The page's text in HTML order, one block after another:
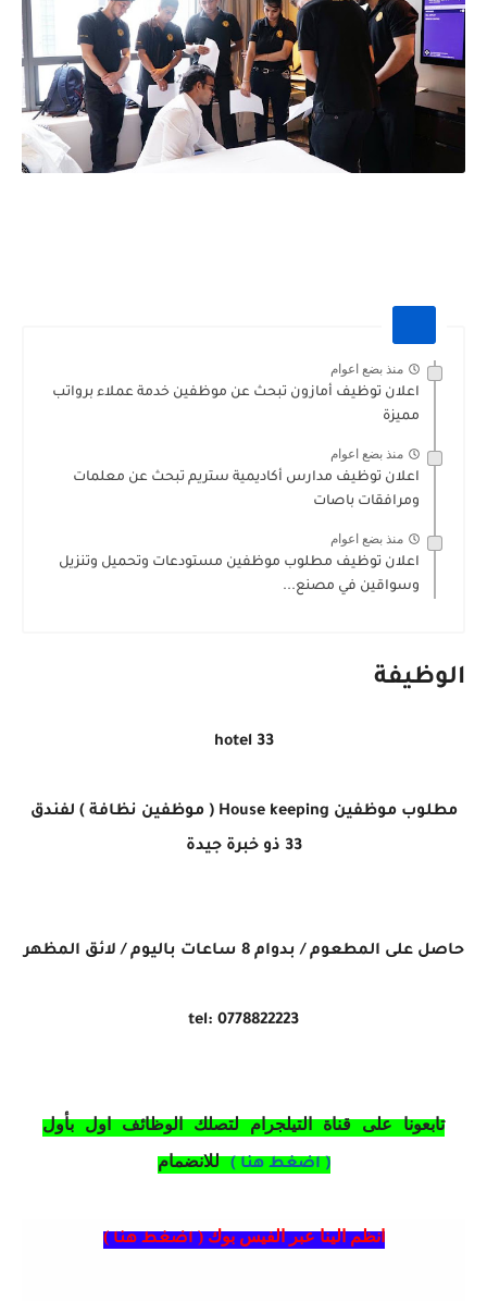
منذ بضع اعوام
اعلان توظيف أمازون تبحث عن موظفين خدمة عملاء برواتب
مميزة
منذ بضع اعوام
اعلان توظيف مدارس أكاديمية ستريم تبحث عن معلمات
ومرافقات باصات
منذ بضع اعوام
اعلان توظيف مطلوب موظفين مستودعات وتحميل وتنزيل
وسواقين في مصنع...
الوظيفة
hotel 33
مطلوب موظفين House keeping ( موظفين نظافة ) لفندق
33 ذو خبرة جيدة
حاصل على المطعوم / بدوام 8 ساعات باليوم / لائق المظهر
tel: 0778822223
تابعونا على قناة التيلجرام لتصلك الوظائف اول بأول
( اضغط هنا )للانضمام
انظم الينا عبر الفيس بوك (اضغط هنا)